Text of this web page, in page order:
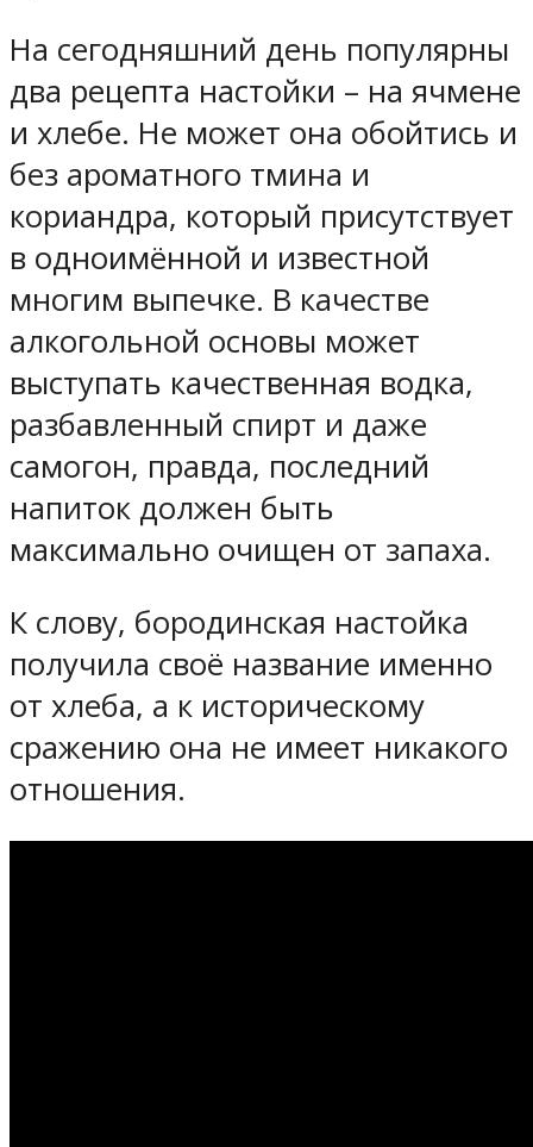
На сегодняшний день популярны
два рецепта настойки – на ячмене
и хлебе. Не может она обойтись и
без ароматного тмина и
кориандра, который присутствует
в одноимённой и известной
многим выпечке. В качестве
алкогольной основы может
выступать качественная водка,
разбавленный спирт и даже
самогон, правда, последний
напиток должен быть
максимально очищен от запаха.
К слову, бородинская настойка
получила своё название именно
от хлеба, а к историческому
сражению она не имеет никакого
отношения.